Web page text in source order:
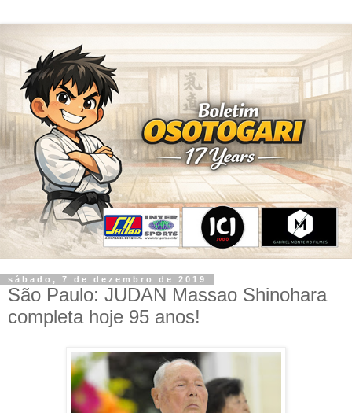
sábado, 7 de dezembro de 2019
São Paulo: JUDAN Massao Shinohara
completa hoje 95 anos!